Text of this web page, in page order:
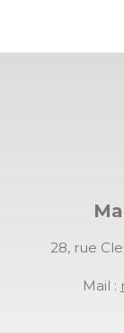
28, rue
Mail :